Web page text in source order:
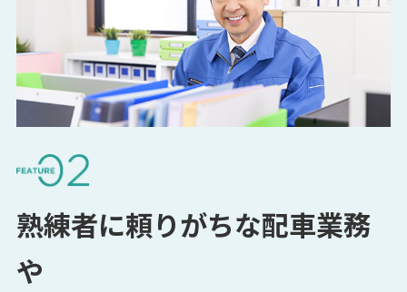
熟練者に頼りがちな配車業務
や